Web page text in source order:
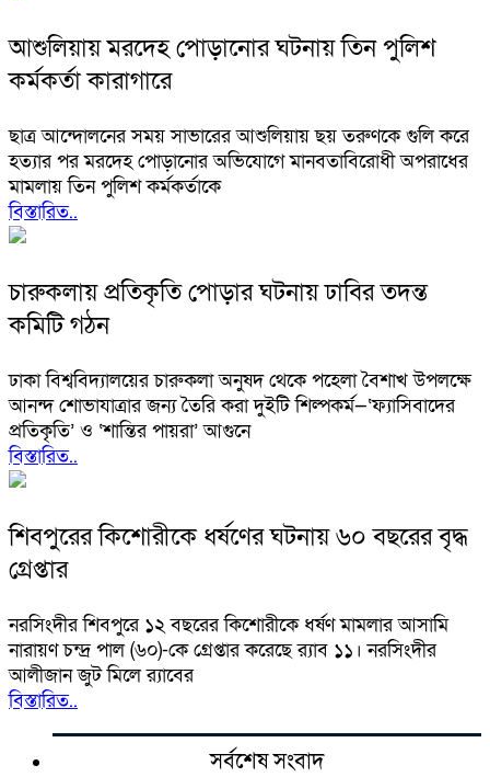
আশুলিয়ায় মরদেহ পোড়ানোর ঘটনায় তিন পুলিশ
কর্মকর্তা কারাগারে
ছাত্র আন্দোলনের সময় সাভারের আশুলিয়ায় ছয় তরুণকে গুলি করে
হত্যার পর মরদেহ পোড়ানোর অভিযোগে মানবতাবিরোধী অপরাধের
মামলায় তিন পুলিশ কর্মকর্তাকে
বিস্তারিত..
চারুকলায় প্রতিকৃতি পোড়ার ঘটনায় ঢাবির তদন্ত
কমিটি গঠন
ঢাকা বিশ্ববিদ্যালয়ের চারুকলা অনুষদ থেকে পহেলা বৈশাখ উপলক্ষে
আনন্দ শোভাযাত্রার জন্য তৈরি করা দুইটি শিল্পকর্ম—‘ফ্যাসিবাদের
প্রতিকৃতি’ ও ‘শান্তির পায়রা’ আগুনে
বিস্তারিত..
শিবপুরের কিশোরীকে ধর্ষণের ঘটনায় ৬০ বছরের বৃদ্ধ
গ্রেপ্তার
নরসিংদীর শিবপুরে ১২ বছরের কিশোরীকে ধর্ষণ মামলার আসামি
নারায়ণ চন্দ্র পাল (৬০)-কে গ্রেপ্তার করেছে র‌্যাব ১১। নরসিংদীর
আলীজান জুট মিলে র‌্যাবের
বিস্তারিত..
সর্বশেষ সংবাদ